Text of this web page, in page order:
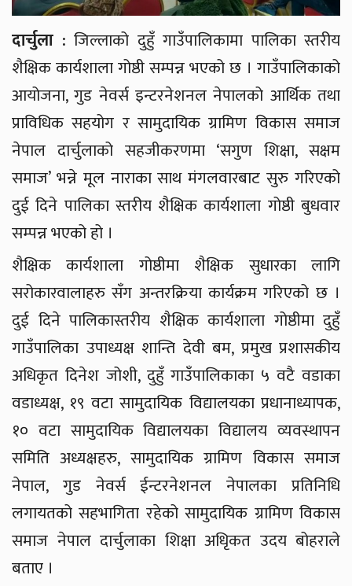
दार्चुला : जिल्लाको दुहुँ गाउँपालिकामा पालिका स्तरीय
शैक्षिक कार्यशाला गोष्ठी सम्पन्न भएको छ । गाउँपालिकाको
आयोजना, गुड नेवर्स इन्टरनेशनल नेपालको आर्थिक तथा
प्राविधिक सहयोग र सामुदायिक ग्रामिण विकास समाज
नेपाल दार्चुलाको सहजीकरणमा ‘सगुण शिक्षा, सक्षम
समाज’ भन्ने मूल नाराका साथ मंगलवारबाट सुरु गरिएको
दुई दिने पालिका स्तरीय शैक्षिक कार्यशाला गोष्ठी बुधवार
सम्पन्न भएको हो ।
शैक्षिक कार्यशाला गोष्ठीमा शैक्षिक सुधारका लागि
सरोकारवालाहरु सँग अन्तरक्रिया कार्यक्रम गरिएको छ ।
दुई दिने पालिकास्तरीय शैक्षिक कार्यशाला गोष्ठीमा दुहुँ
गाउँपालिका उपाध्यक्ष शान्ति देवी बम, प्रमुख प्रशासकीय
अधिकृत दिनेश जोशी, दुहुँ गाउँपालिकाका ५ वटै वडाका
वडाध्यक्ष, १९ वटा सामुदायिक विद्यालयका प्रधानाध्यापक,
१० वटा सामुदायिक विद्यालयका विद्यालय व्यवस्थापन
समिति अध्यक्षहरु, सामुदायिक ग्रामिण विकास समाज
नेपाल, गुड नेवर्स ईन्टरनेशनल नेपालका प्रतिनिधि
लगायतको सहभागिता रहेको सामुदायिक ग्रामिण विकास
समाज नेपाल दार्चुलाका शिक्षा अधिृकत उदय बोहराले
बताए ।